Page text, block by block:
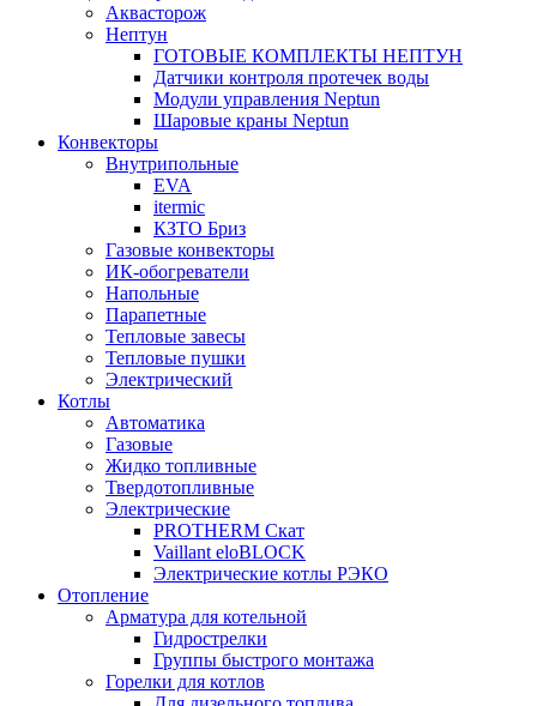
Аквасторож
Нептун
ГОТОВЫЕ КОМПЛЕКТЫ НЕПТУН
Датчики контроля протечек воды
Модули управления Neptun
Шаровые краны Neptun
Конвекторы
Внутрипольные
EVA
itermic
КЗТО Бриз
Газовые конвекторы
ИК-обогреватели
Напольные
Парапетные
Тепловые завесы
Тепловые пушки
Электрический
Котлы
Автоматика
Газовые
Жидко топливные
Твердотопливные
Электрические
PROTHERM Скат
Vaillant eloBLOCK
Электрические котлы РЭКО
Отопление
Арматура для котельной
Гидрострелки
Группы быстрого монтажа
Горелки для котлов